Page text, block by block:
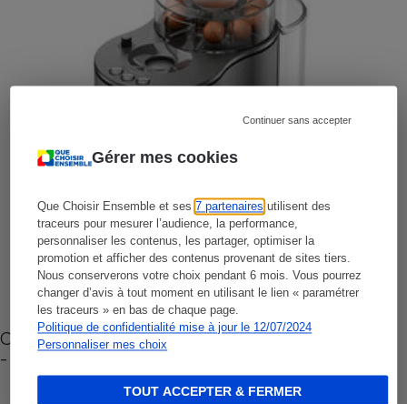
Gérer mes cookies
Que Choisir Ensemble et ses7 partenaires utilisent des
traceurs pour mesurer l’audience, la performance,
personnaliser les contenus, les partager, optimiser la
promotion et afficher des contenus provenant de sites tiers.
Nous conserverons votre choix pendant 6 mois. Vous pourrez
changer d’avis à tout moment en utilisant le lien « paramétrer
les traceurs » en bas de chaque page.
Politique de confidentialité mise à jour le 12/07/2024
Personnaliser mes choix
Continuer sans accepter
TOUT ACCEPTER & FERMER
Cafetière à capsules zéro déchet CoffeeB (vidéo)
- Premières impressions